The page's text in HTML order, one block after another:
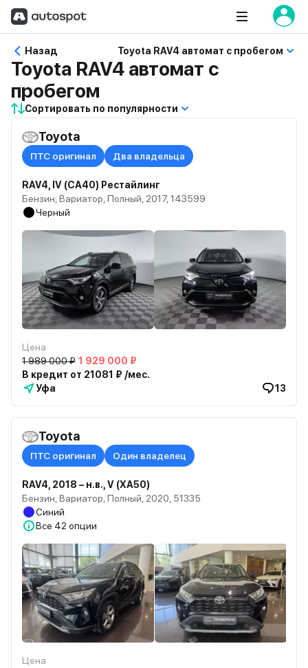
Назад Toyota RAV4 автомат с пробегом
Toyota RAV4 автомат с
пробегом
Сортировать по популярности
Toyota
ПТС оригинал Два владельца
RAV4, IV (CA40) Рестайлинг
Бензин, Вариатор, Полный, 2017, 143599
Черный
Цена
1 989 000 ₽ 1 929 000 ₽
В кредит от 21081 ₽ /мес.
Уфа
13
Toyota
ПТС оригинал Один владелец
RAV4, 2018 – н.в., V (XA50)
Бензин, Вариатор, Полный, 2020, 51335
Синий
Все 42 опции
Цена